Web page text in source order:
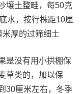
壤土整畦，每50克
水，按行株距10厘
厚的过筛细土
是没有用小拱棚保
草类的，加以保
30厘米左右，冬季